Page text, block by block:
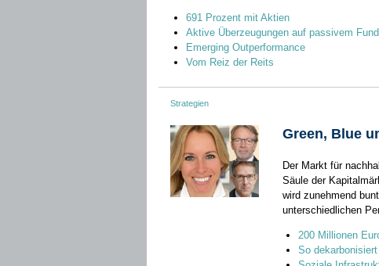
691 Prozent mit Aktien
Aktive Überzeugungen auf passivem
Emerging Outperformance
Vom Reiz der Reits
Strategien
Green, Blue
Der Markt für
Säule der
wird zunehmend
unterschiedlichen
200 Millionen
So